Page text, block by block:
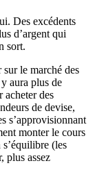
Des excédents
d’argent qui
sort.
le marché des
aura plus de
acheter des
de devise,
s’approvisionnant
monter le cours
(les
plus assez